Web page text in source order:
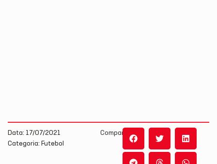
Data: 17/07/2021
Categoria: Futebol
Compartilhe: